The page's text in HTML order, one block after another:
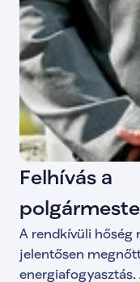
Felhívás a
figyeljünk a
A rendkívüli hőség
jelentősen